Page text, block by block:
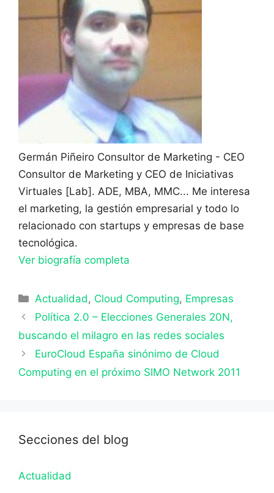
Germán Piñeiro Consultor de Marketing - CEO
Consultor de Marketing y CEO de Iniciativas
Virtuales [Lab]. ADE, MBA, MMC... Me interesa
el marketing, la gestión empresarial y todo lo
relacionado con startups y empresas de base
tecnológica.
Ver biografía completa
Categorías
Actualidad , Cloud Computing, Empresas
Política 2.0 – Elecciones Generales 20N,
buscando el milagro en las redes sociales
EuroCloud España sinónimo de Cloud
Computing en el próximo SIMO Network 2011
Secciones del blog
Actualidad